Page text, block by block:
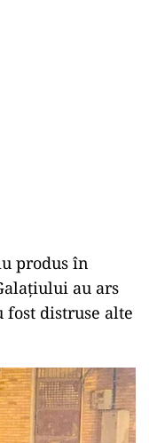
produs în
au ars
fost distruse alte